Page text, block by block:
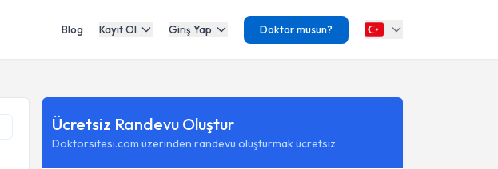
Blog Kayıt Ol Giriş Yap Doktor musun?
Ücretsiz Randevu Oluştur
Doktorsitesi.com üzerinden randevu oluşturmak ücretsiz.